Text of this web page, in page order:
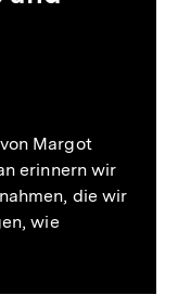
Margot
erinnern wir
die wir
wie